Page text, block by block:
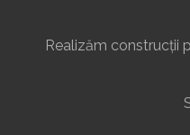
Realizăm construcții